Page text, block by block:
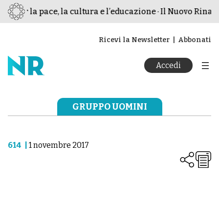
per la pace, la cultura e l’educazione · Il Nuovo
Ricevi la Newsletter Abbonati
Accedi
GRUPPO UOMINI
614 1 novembre 2017